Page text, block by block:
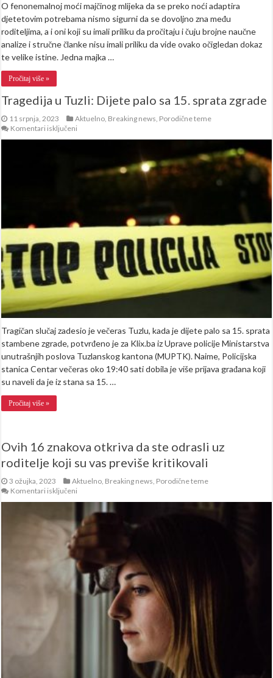
O fenonemalnoj moći majčinog mlijeka da se preko noći adaptira
djetetovim potrebama nismo sigurni da se dovoljno zna među
roditeljima, a i oni koji su imali priliku da pročitaju i čuju brojne naučne
analize i stručne članke nisu imali priliku da vide ovako očigledan dokaz
te velike istine. Jedna majka …
Pročitaj više »
Tragedija u Tuzli: Dijete palo sa 15. sprata zgrade
11 srpnja, 2023 Aktuelno Breaking news Porodične teme
Komentari isključeni
palo
Tragičan slučaj zadesio je večeras Tuzlu, kada je dijete palo sa 15. sprata
stambene zgrade, potvrđeno je za Klix.ba iz Uprave policije Ministarstva
unutrašnjih poslova Tuzlanskog kantona (MUPTK). Naime, Policijska
stanica Centar večeras oko 19:40 sati dobila je više prijava građana koji
su naveli da je iz stana sa 15. …
Pročitaj više »
Ovih 16 znakova otkriva da ste odrasli uz
roditelje koji su vas previše kritikovali
3 ožujka, 2023 Aktuelno Breaking news Porodične teme
Komentari isključeni
znakova
otkriva
da
ste
uz
roditelje
kritikovali